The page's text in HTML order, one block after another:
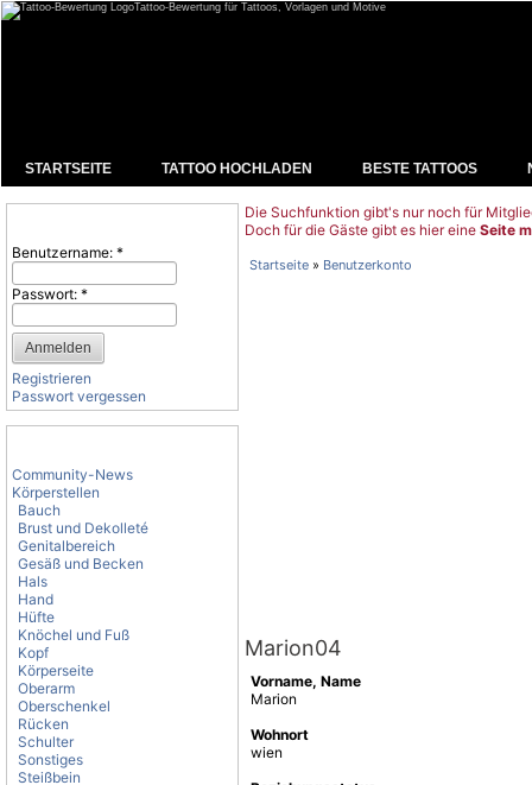
Tattoo-Bewertung für Tattoos, Vorlagen und Motive
STARTSEITE TATTOO HOCHLADEN BESTE TATTOOS
Benutzername: *
Passwort: *
Registrieren
Passwort vergessen
Community-News
Körperstellen
Bauch
Brust und Dekolleté
Genitalbereich
Gesäß und Becken
Hals
Hand
Hüfte
Knöchel und Fuß
Kopf
Körperseite
Oberarm
Oberschenkel
Rücken
Schulter
Sonstiges
Steißbein
Die Suchfunktion gibt's nur noch für
Doch für die Gäste gibt es hier eine Seite
Startseite » Benutzerkonto
Marion04
Vorname, Name
Marion
Wohnort
wien